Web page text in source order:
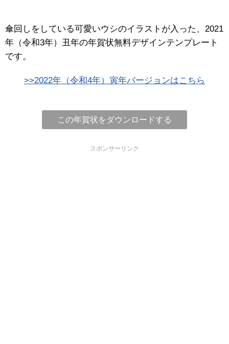
傘回しをしている可愛いウシのイラストが入った、2021
年（令和3年）丑年の年賀状無料デザインテンプレート
です。
>>2022年（令和4年）寅年バージョンはこちら
この年賀状をダウンロードする
スポンサーリンク